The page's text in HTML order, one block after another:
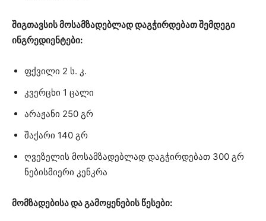
შიგთავსის მოსამზადებლად დაგჭირდებათ შემდეგი
ინგრედიენტები:
ფქვილი 2 ს. კ.
კვერცხი 1 ცალი
არაჟანი 250 გრ
შაქარი 140 გრ
ღვეზელის მოსამზადებლად დაგჭირდებათ 300 გრ
ნებისმიერი კენკრა
მომზადებისა და გამოყენების წესები: